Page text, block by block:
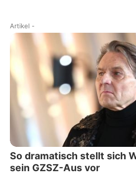
Artikel -
So dramatisch stellt sich
sein GZSZ-Aus vor